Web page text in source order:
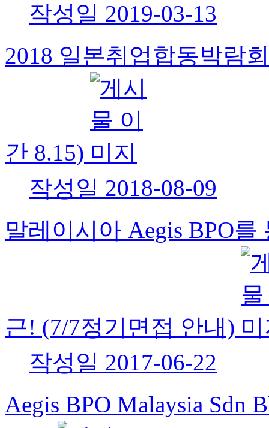
작성일 2019-03-13
2018 일본취업합동박람
간 8.15)
작성일 2018-08-09
말레이시아 Aegis BPO
근! (7/7정기면접 안내)
작성일 2017-06-22
Aegis BPO Malaysia Sdn